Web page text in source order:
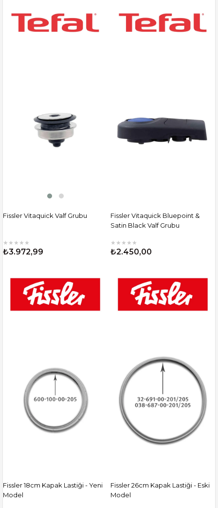
Fissler Vitaquick Valf Grubu
★ ★ ★ ★ ★
₺3.972,99
Fissler Vitaquick Bluepoint &
Satin Black Valf Grubu
★ ★ ★ ★ ★
₺2.450,00
Fissler 18cm Kapak Lastiği - Yeni
Model
Fissler 26cm Kapak Lastiği - Eski
Model